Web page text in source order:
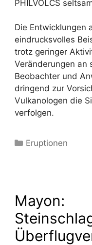
PHILVOLCS
Die Entwicklungen
eindrucksvolles
trotz geringer
Veränderungen an
Beobachter und
dringend zur
Vulkanologen die
verfolgen.
Kategorien
Eruptionen
Mayon: